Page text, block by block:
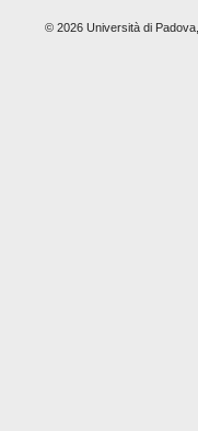
© 2026 Università di Padova,